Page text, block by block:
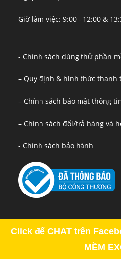
Giờ làm việc: 9:00 - 12:00 &
- Chính sách dùng thử phần
– Quy định & hình thức thanh
– Chính sách bảo mật thông tin
– Chính sách đổi/trả hàng và
- Chính sách bảo hành
Copyright - OceanWP
Click để CHAT trên
MỀM